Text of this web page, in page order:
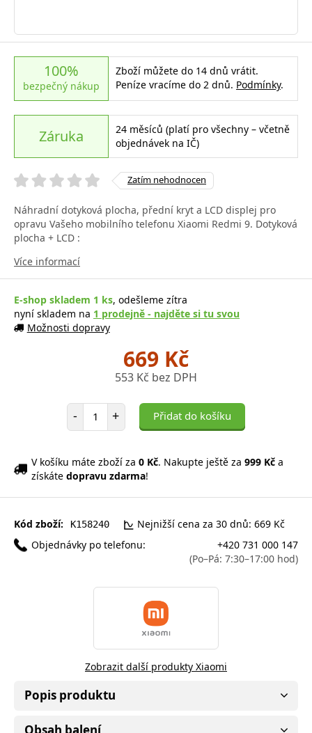
100%
bezpečný nákup
Zboží můžete do 14 dnů vrátit.
Peníze vracíme do 2 dnů. Podmínky.
Záruka
24 měsíců (platí pro všechny – včetně
objednávek na IČ)
Zatím nehodnocen
Náhradní dotyková plocha, přední kryt a LCD displej pro
opravu Vašeho mobilního telefonu Xiaomi Redmi 9. Dotyková
plocha + LCD :
Více informací
E-shop skladem 1 ks, odešleme zítra
nyní skladem na 1 prodejně - najděte si tu svou
Možnosti dopravy
669 Kč
553 Kč bez DPH
- Počet položek
+ Přidat do košíku
V košíku máte zboží za 0 Kč. Nakupte ještě za 999 Kč a
získáte dopravu zdarma!
Kód zboží: K158240
Nejnižší cena za 30 dnů: 669 Kč
Objednávky po telefonu:
+420 731 000 147
(Po–Pá: 7:30–17:00 hod)
Zobrazit další produkty Xiaomi
Popis produktu
Obsah balení